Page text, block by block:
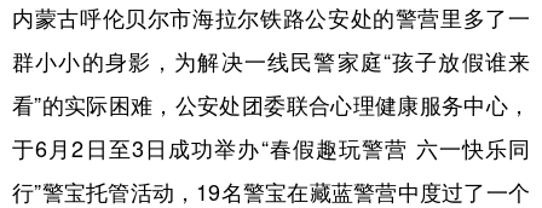
文化 书画 健康 军事
访谈 视频 图片 政务
食品 人居 信息化 数字经济
内蒙古呼伦贝尔市海拉尔铁路公安处的警营里多了一
群小小的身影，为解决一线民警家庭“孩子放假谁来
看”的实际困难，公安处团委联合心理健康服务中心，
于6月2日至3日成功举办“春假趣玩警营 六一快乐同
行”警宝托管活动，19名警宝在藏蓝警营中度过了一个